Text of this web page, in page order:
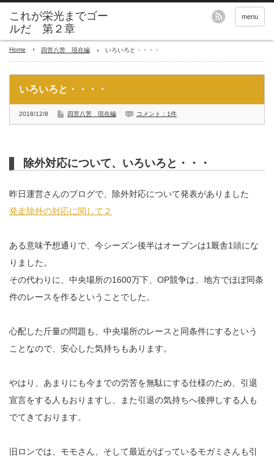
これが栄光までゴー
ルだ 第２章
menu
Home 四苦八苦 現在編 いろいろと・・・・
いろいろと・・・・
2018/12/8 四苦八苦 現在編 コメント：1件
除外対応について、いろいろと・・・
昨日運営さんのブログで、除外対応について発表がありました
発走除外の対応に関して２
ある意味予想通りで、今シーズン後半はオープンは1厩舎1頭にな
りました。
その代わりに、中央場所の1600万下、OP競争は、地方でほぼ同条
件のレースを作るということでした。
心配した斤量の問題も、中央場所のレースと同条件にするという
ことなので、安心した気持ちもあります。
やはり、あまりにも今までの労苦を無駄にする仕様のため、引退
宣言をする人もおりますし、また引退の気持ちへ後押しする人も
でてきております。
旧ロンでは、モモさん、そして最近がばっているモガミさんも引